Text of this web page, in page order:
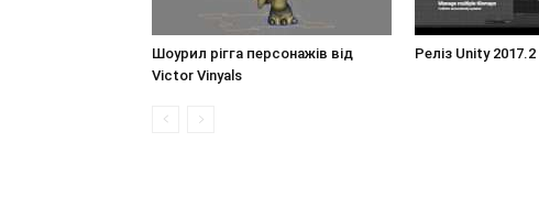
Шоурил рігга персонажів від
Victor Vinyals
Реліз Unity 2017.2